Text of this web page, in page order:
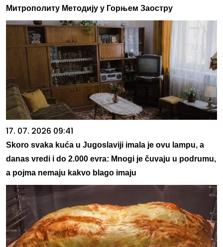
Митрополиту Методију у Горњем Заостру
17. 07. 2026 09:41
Skoro svaka kuća u Jugoslaviji imala je ovu lampu, a
danas vredi i do 2.000 evra: Mnogi je čuvaju u podrumu,
a pojma nemaju kakvo blago imaju